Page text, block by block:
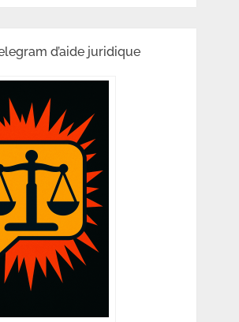
d’aide juridique